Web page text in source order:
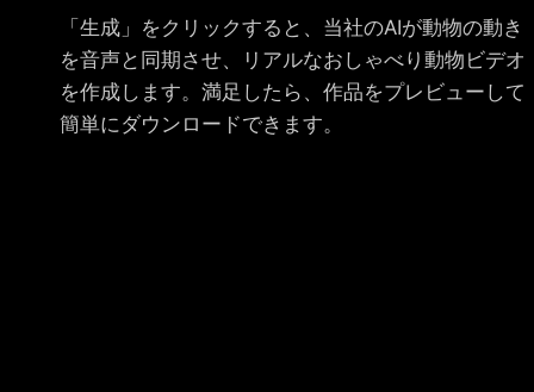
「生成」をクリックすると、当社のAIが動物の動き
を音声と同期させ、リアルなおしゃべり動物ビデオ
を作成します。満足したら、作品をプレビューして
簡単にダウンロードできます。